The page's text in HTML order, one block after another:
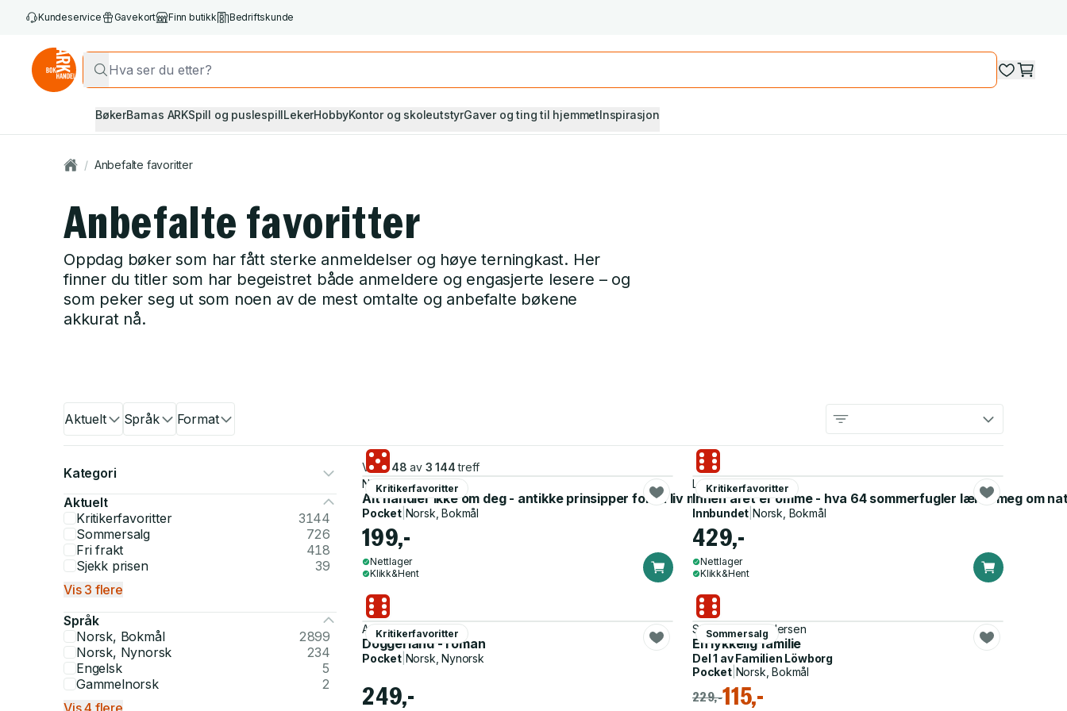
Kundeservice Gavekort Finn butikk Bedriftskunde
BøkerBarnas ARKSpill og puslespillLekerHobbyKontor og skoleutstyrGaver og ting til hjemmetInspirasjon
/ Anbefalte favoritter
Anbefalte favoritter
Oppdag bøker som har fått sterke anmeldelser og høye terningkast. Her
finner du titler som har begeistret både anmeldere og engasjerte lesere – og
som peker seg ut som noen av de mest omtalte og anbefalte bøkene
akkurat nå.
Aktuelt Språk Format
Kategori
Aktuelt
Kritikerfavoritter
3144
Sommersalg
726
Fri frakt
418
Sjekk prisen
39
Vis 3 flere
Språk
Norsk, Bokmål
2899
Norsk, Nynorsk
234
Engelsk
5
Gammelnorsk
2
Vis 4 flere
Viser 48 av 3 144 treff
Kritikerfavoritter
Niels Overgaard
Alt handler ikke om deg - antikke prinsipper for et liv med sinnsro, frihet og mening
Pocket| Norsk, Bokmål
199,-
Nettlager
Klikk&Hent
Kritikerfavoritter
Lea Korsgaard
Innen året er omme - hva 64 sommerfugler lærte meg om
Innbundet |Norsk, Bokmål
429,-
Nettlager
Klikk&Hent
Kritikerfavoritter
Agnes Ravatn
Doggerland - roman
Pocket| Norsk, Nynorsk
249,-
Sommersalg
Stian Hjelvin Andersen
En lykkelig familie
Del 1 avFamilien Löwborg
Pocket| Norsk, Bokmål
229,-115,-